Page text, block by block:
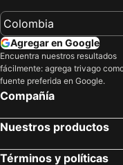
Agregar en Google
Encuentra nuestros resultados
fácilmente: agrega trivago
fuente preferida en Google.
Compañía
Nuestros productos
Términos y políticas